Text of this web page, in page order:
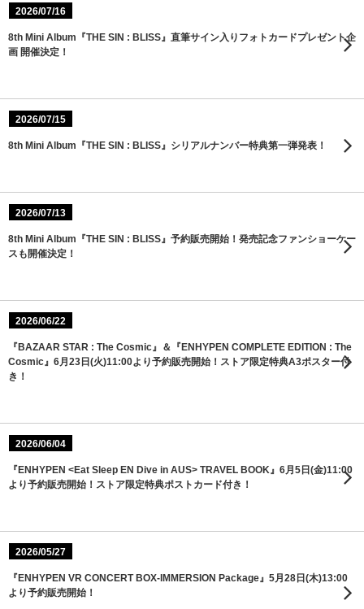
2026/07/16
8th Mini Album『THE SIN : BLISS』直筆サイン入りフォトカードプレゼント企
画 開催決定！
2026/07/15
8th Mini Album『THE SIN : BLISS』シリアルナンバー特典第一弾発表！
2026/07/13
8th Mini Album『THE SIN : BLISS』予約販売開始！発売記念ファンショーケー
スも開催決定！
2026/06/22
『BAZAAR STAR : The Cosmic』＆『ENHYPEN COMPLETE EDITION : The
Cosmic』6月23日(火)11:00より予約販売開始！ストア限定特典A3ポスター付
き！
2026/06/04
『ENHYPEN <Eat Sleep EN Dive in AUS> TRAVEL BOOK』6月5日(金)11:00
より予約販売開始！ストア限定特典ポストカード付き！
2026/05/27
『ENHYPEN VR CONCERT BOX-IMMERSION Package』5月28日(木)13:00
より予約販売開始！